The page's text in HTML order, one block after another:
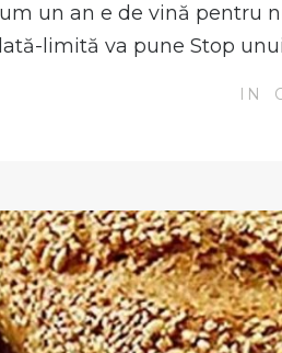
un an e de vină pentru
limită va pune Stop
IN